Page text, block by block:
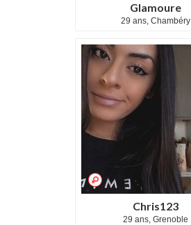
Glamoure
29 ans, Chambéry
Chris123
29 ans, Grenoble